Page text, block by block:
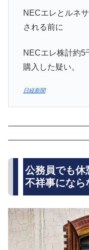
NECエレとルネ
される前に
NECエレ株計約5
購入した疑い。
日経新聞
公務員でも休
不祥事になら